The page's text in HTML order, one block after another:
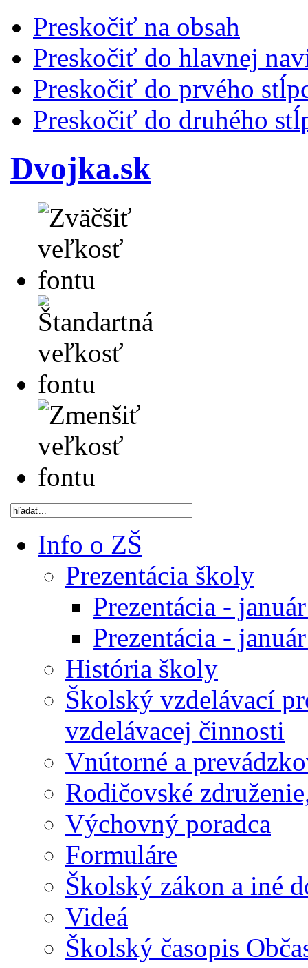
Preskočiť na obsah
Preskočiť do hlavnej
Preskočiť do prvého
Preskočiť do druhého
Dvojka.sk
Info o ZŠ
Prezentácia školy
Prezentácia -
Prezentácia -
História školy
Školský vzdelávací
vzdelávacej činnosti
Vnútorné a
Rodičovské
Výchovný poradca
Formuláre
Školský zákon a iné
Videá
Školský časopis